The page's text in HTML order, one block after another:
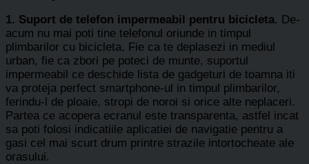
1. Suport de telefon impermeabil pentru bicicleta. De-
acum nu mai poti tine telefonul oriunde in timpul
plimbarilor cu bicicleta. Fie ca te deplasezi in mediul
urban, fie ca zbori pe poteci de munte, suportul
impermeabil ce deschide lista de gadgeturi de toamna iti
va proteja perfect smartphone-ul in timpul plimbarilor,
ferindu-l de ploaie, stropi de noroi si orice alte neplaceri.
Partea ce acopera ecranul este transparenta, astfel incat
sa poti folosi indicatiile aplicatiei de navigatie pentru a
gasi cel mai scurt drum printre strazile intortocheate ale
orasului.